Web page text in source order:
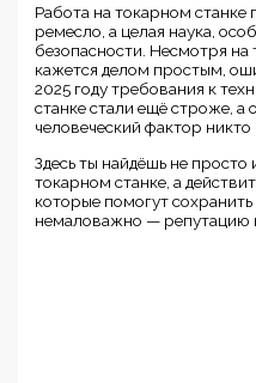
Работа на токарном станке
ремесло, а целая наука,
безопасности. Несмотря на
кажется делом простым,
2025 году требования к
станке стали ещё строже,
человеческий фактор никто
Здесь ты найдёшь не
токарном станке, а
которые помогут
немаловажно — репутацию